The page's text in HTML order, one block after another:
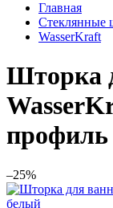
Главная
Стеклянные
WasserKraft
Шторка
–25%